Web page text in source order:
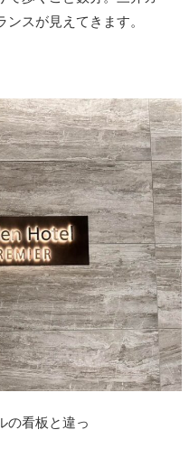
スが見えてきます。
の看板と違っ